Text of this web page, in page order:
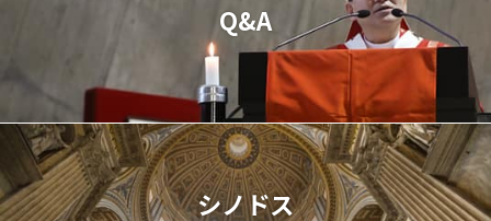
Q&A
シノドス